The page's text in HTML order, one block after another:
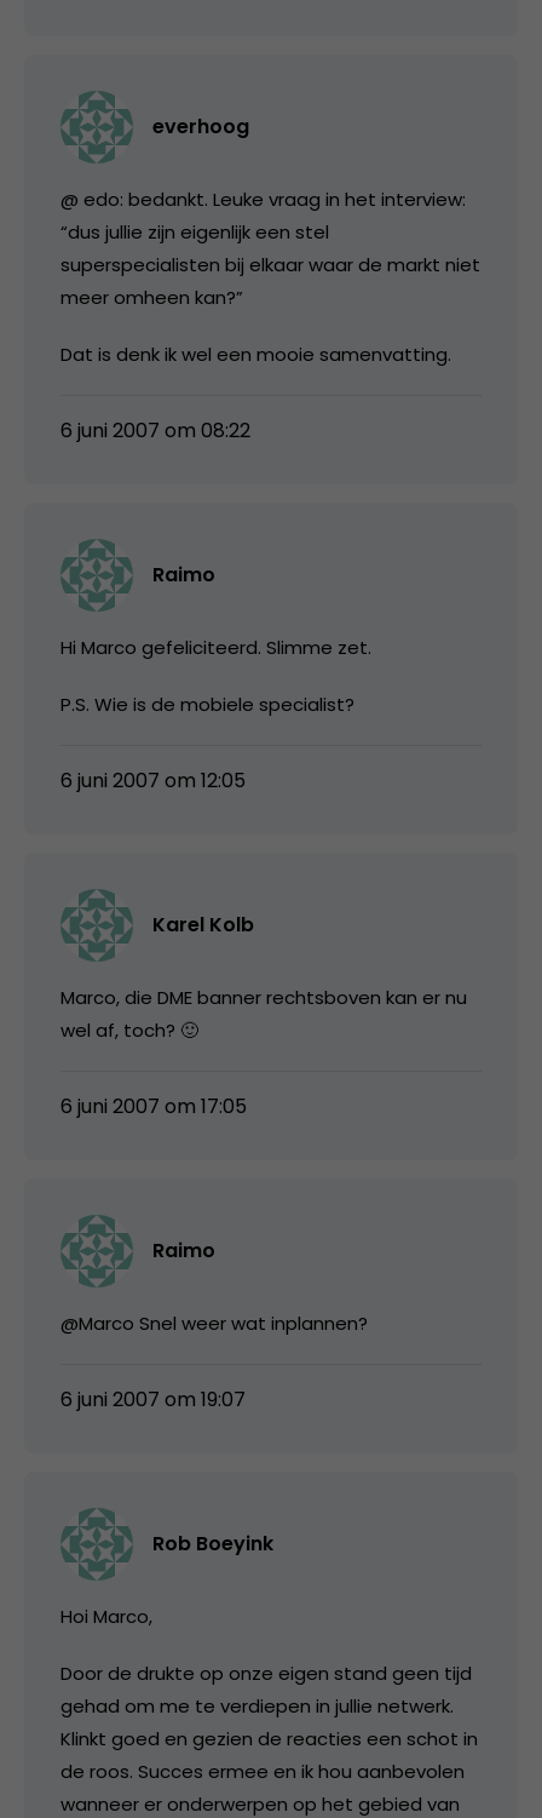
everhoog
@ edo: bedankt. Leuke vraag in het interview:
“dus jullie zijn eigenlijk een stel
superspecialisten bij elkaar waar de markt niet
meer omheen kan?”
Dat is denk ik wel een mooie samenvatting.
6 juni 2007 om 08:22
Raimo
Hi Marco gefeliciteerd. Slimme zet.
P.S. Wie is de mobiele specialist?
6 juni 2007 om 12:05
Karel Kolb
Marco, die DME banner rechtsboven kan er nu
wel af, toch? 🙂
6 juni 2007 om 17:05
Raimo
@Marco Snel weer wat inplannen?
6 juni 2007 om 19:07
Rob Boeyink
Hoi Marco,
Door de drukte op onze eigen stand geen tijd
gehad om me te verdiepen in jullie netwerk.
Klinkt goed en gezien de reacties een schot in
de roos. Succes ermee en ik hou aanbevolen
wanneer er onderwerpen op het gebied van